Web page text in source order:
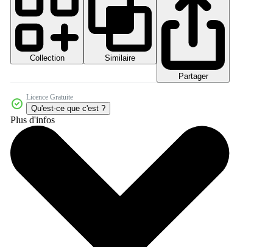
Collection
Similaire
Partager
Licence Gratuite
Qu'est-ce que c'est ?
Plus d'infos